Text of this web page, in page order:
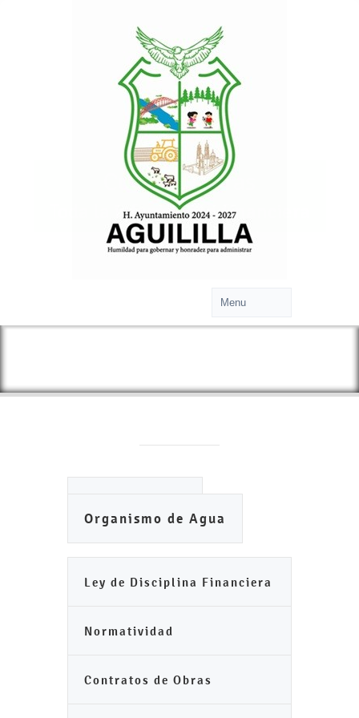
Cuentas Claras
Toda la información financiera
Organismo de Agua
Ley de Disciplina Financiera
Normatividad
Contratos de Obras